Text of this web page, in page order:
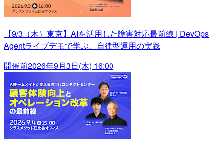
【9/3（木）東京】AIを活用した障害対応最前線 | DevOps
Agentライブデモで学ぶ、自律型運用の実践
開催前2026年9月3日(木) 16:00